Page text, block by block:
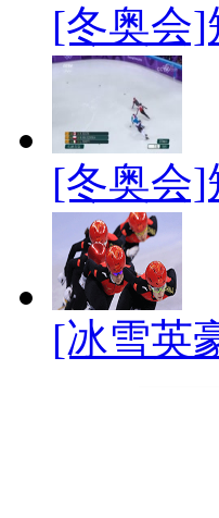
[冬奥会]
[冬奥会]
[冰雪英